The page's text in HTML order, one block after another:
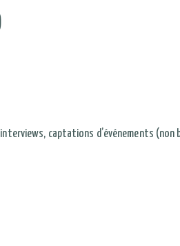
captations d’événements (non